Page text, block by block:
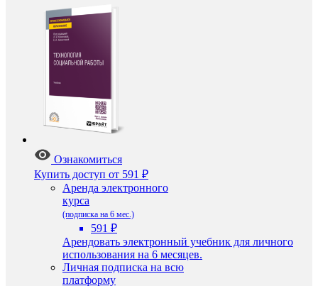
Ознакомиться
Купить доступ от 591 ₽
Аренда электронного
курса
(подписка на 6 мес.)
591 ₽
Арендовать электронный учебник для личного
использования на 6 месяцев.
Личная подписка на всю
платформу